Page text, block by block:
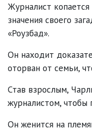
Журналист
значения своего
«Роузбад».
Он находит
оторван от семьи,
Став взрослым,
журналистом, чтобы
Он женится на